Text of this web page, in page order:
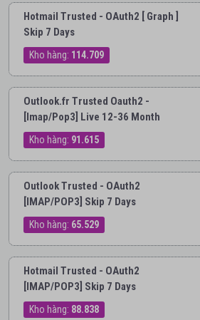
Hotmail Trusted - OAuth2 [ Graph ]
Skip 7 Days
Kho hàng: 114.709
Outlook.fr Trusted Oauth2 -
[Imap/Pop3] Live 12-36 Month
Kho hàng: 91.615
Outlook Trusted - OAuth2
[IMAP/POP3] Skip 7 Days
Kho hàng: 65.529
Hotmail Trusted - OAuth2
[IMAP/POP3] Skip 7 Days
Kho hàng: 88.838